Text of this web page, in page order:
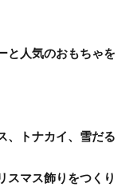
と人気のおもちゃを
、トナカイ、雪だる
スマス飾りをつくり